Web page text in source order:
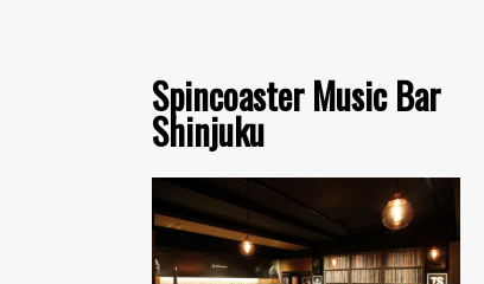
Spincoaster Music Bar
Shinjuku